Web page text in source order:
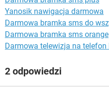
Yanosik nawigacja darmowa
Darmowa bramka sms do
Darmowa bramka sms orange
Darmowa telewizja na telefon
2 odpowiedzi